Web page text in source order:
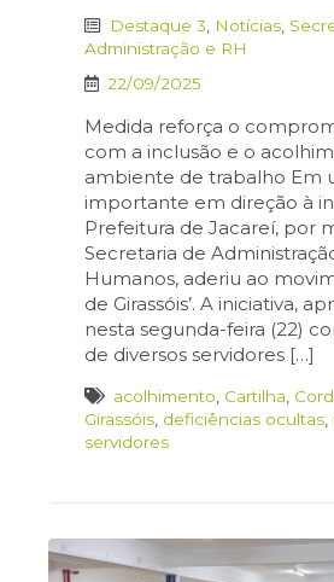
Destaque 3 Notícias
Administração e RH
22/09/2025
Medida reforça o
com a inclusão e o
ambiente de trabalho Em
importante em direção à
Prefeitura de Jacareí, por
Secretaria de
Humanos, aderiu ao
de Girassóis’. A iniciativa,
nesta segunda-feira (22)
de diversos servidores […]
acolhimento Cartilha
Girassóis deficiências ocultas
servidores